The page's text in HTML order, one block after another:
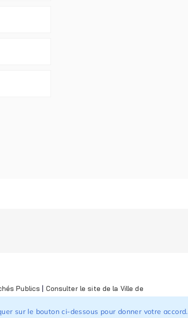
Publics
Consulter le site de la Ville de
sur le bouton ci-dessous pour donner votre accord.